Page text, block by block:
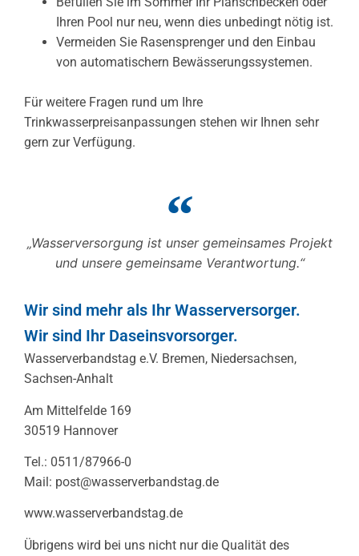
Ihren Pool nur neu, wenn dies unbedingt nötig ist.
Vermeiden Sie Rasensprenger und den Einbau
von automatischern Bewässerungssystemen.
Für weitere Fragen rund um Ihre
Trinkwasserpreisanpassungen stehen wir Ihnen sehr
gern zur Verfügung.
„Wasserversorgung ist unser gemeinsames Projekt
und unsere gemeinsame Verantwortung.“
Wir sind mehr als Ihr Wasserversorger.
Wir sind Ihr Daseinsvorsorger.
Wasserverbandstag e.V. Bremen, Niedersachsen,
Sachsen-Anhalt
Am Mittelfelde 169
30519 Hannover
Tel.: 0511/87966-0
Mail: post@wasserverbandstag.de
www.wasserverbandstag.de
Übrigens wird bei uns nicht nur die Qualität des